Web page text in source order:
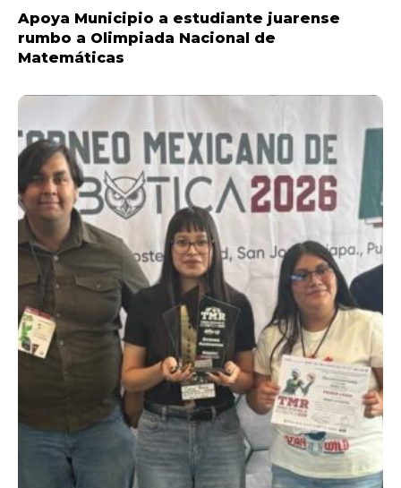
Apoya Municipio a estudiante juarense
rumbo a Olimpiada Nacional de
Matemáticas